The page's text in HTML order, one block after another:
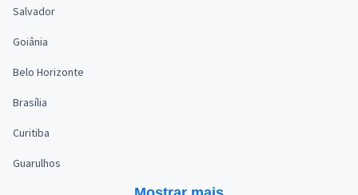
Salvador
Goiânia
Belo Horizonte
Brasília
Curitiba
Guarulhos